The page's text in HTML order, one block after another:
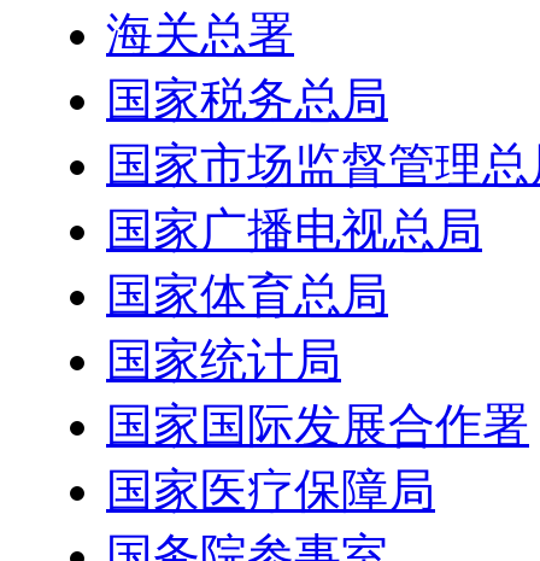
海关总署
国家税务总局
国家市场监督管理
国家广播电视总局
国家体育总局
国家统计局
国家国际发展合作署
国家医疗保障局